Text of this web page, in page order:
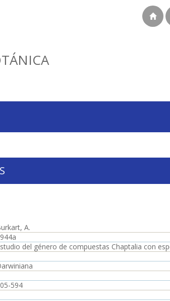
A.
del género de compuestas Chaptalia con
594